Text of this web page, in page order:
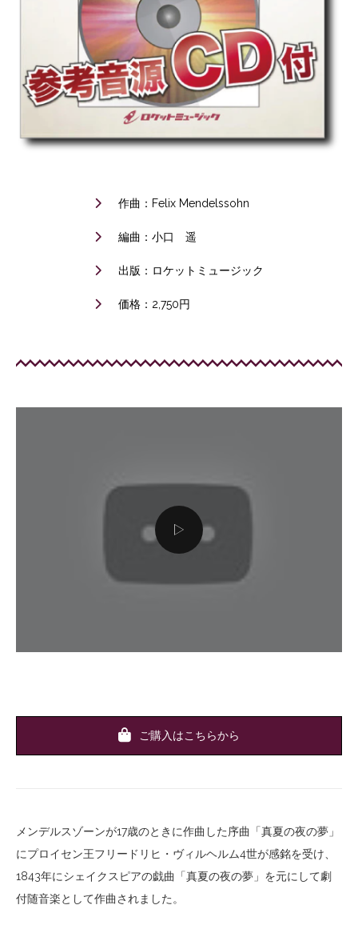
作曲：Felix Mendelssohn
編曲：小口 遥
出版：ロケットミュージック
価格：2,750円
ご購入はこちらから
メンデルスゾーンが17歳のときに作曲した序曲「真夏の夜の夢」
にプロイセン王フリードリヒ・ヴィルヘルム4世が感銘を受け、
1843年にシェイクスピアの戯曲「真夏の夜の夢」を元にして劇
付随音楽として作曲されました。